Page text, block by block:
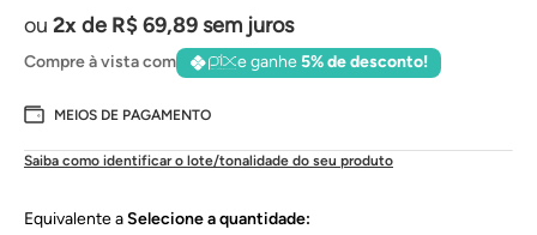
2 de R$69,89sem juros
Compre à vista com e ganhe5% de desconto!
MEIOS DE PAGAMENTO
Saiba como identificar o lote/tonalidade do seu produto
Selecione a quantidade: